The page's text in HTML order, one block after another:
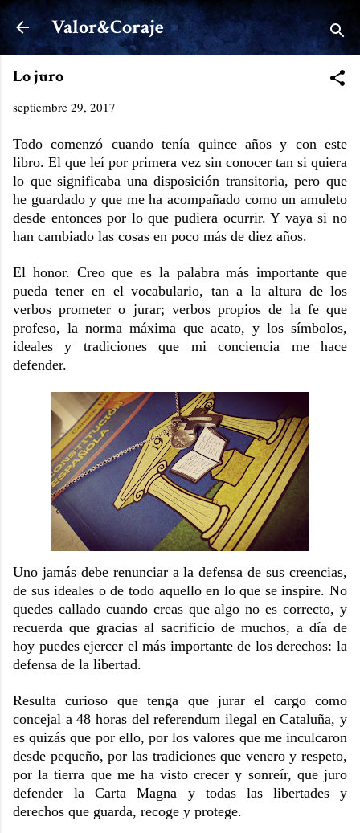
Ir al contenido principal
Valor&Coraje
Lo juro
septiembre 29, 2017
Todo comenzó cuando tenía quince años y con este
libro. El que leí por primera vez sin conocer tan si quiera
lo que significaba una disposición transitoria, pero que
he guardado y que me ha acompañado como un amuleto
desde entonces por lo que pudiera ocurrir. Y vaya si no
han cambiado las cosas en poco más de diez años.
El honor. Creo que es la palabra más importante que
pueda tener en el vocabulario, tan a la altura de los
verbos prometer o jurar; verbos propios de la fe que
profeso, la norma máxima que acato, y los símbolos,
ideales y tradiciones que mi conciencia me hace
defender.
Uno jamás debe renunciar a la defensa de sus creencias,
de sus ideales o de todo aquello en lo que se inspire. No
quedes callado cuando creas que algo no es correcto, y
recuerda que gracias al sacrificio de muchos, a día de
hoy puedes ejercer el más importante de los derechos: la
defensa de la libertad.
Resulta curioso que tenga que jurar el cargo como
concejal a 48 horas del referendum ilegal en Cataluña, y
es quizás que por ello, por los valores que me inculcaron
desde pequeño, por las tradiciones que venero y respeto,
por la tierra que me ha visto crecer y sonreír, que juro
defender la Carta Magna y todas las libertades y
derechos que guarda, recoge y protege.